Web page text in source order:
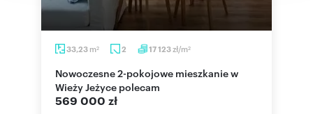
33,23 m2 2 17 123zł/m2
Nowoczesne 2-pokojowe mieszkanie w
Wieży Jeżyce polecam
569 000 zł